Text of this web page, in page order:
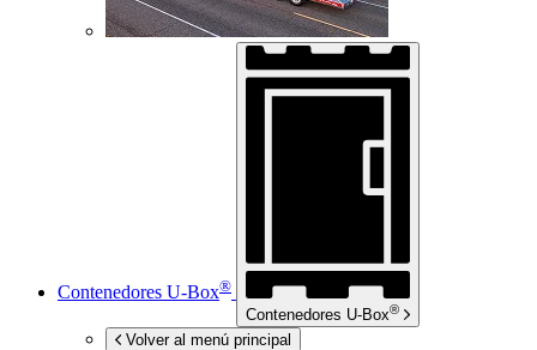
Contenedores U-Box®
Contenedores U-Box®
Volver al menú principal